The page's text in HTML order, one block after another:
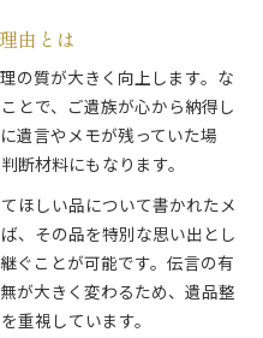
由とは
の質が大きく向上します。な
とで、ご遺族が心から納得し
遺言やメモが残っていた場
断材料にもなります。
ほしい品について書かれたメ
、その品を特別な思い出とし
ぐことが可能です。伝言の有
が大きく変わるため、遺品整
重視しています。